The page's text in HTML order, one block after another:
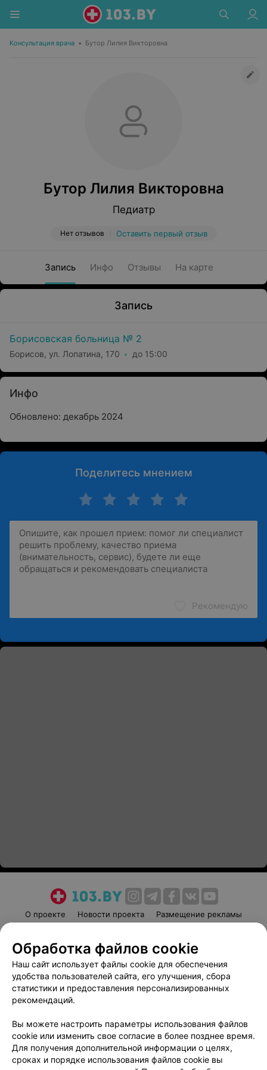
Консультация врача • Бутор Лилия Викторовна
Бутор Лилия Викторовна
Педиатр
Нет отзывов Оставить первый отзыв
Запись Инфо Отзывы На карте
Запись
Борисовская больница № 2
Борисов, ул. Лопатина, 170 до 15:00
Инфо
Обновлено: декабрь 2024
Поделитесь мнением
Рекомендую
О проекте Новости проекта
Размещение рекламы
Пользовательское соглашение
Способы оплаты
Вакансии
Партнеры
Написать руководителю 103.by
Обработка персональных данных
Обработка файлов cookie
Наш сайт использует файлы cookie для обеспечения
удобства пользователей сайта, его улучшения, сбора
статистики и предоставления персонализированных
рекомендаций.
Вы можете настроить параметры использования файлов
cookie или изменить свое согласие в более позднее время.
Для получения дополнительной информации о целях,
сроках и порядке использования файлов cookie вы